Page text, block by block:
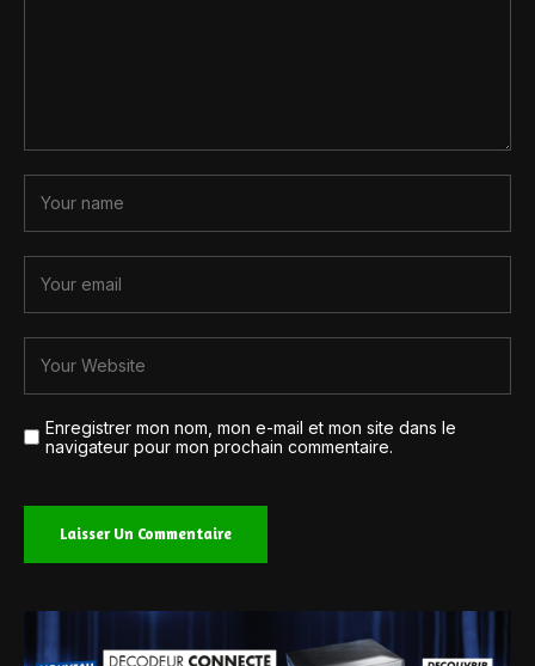
Enregistrer mon nom, mon e-mail et mon site dans le
navigateur pour mon prochain commentaire.